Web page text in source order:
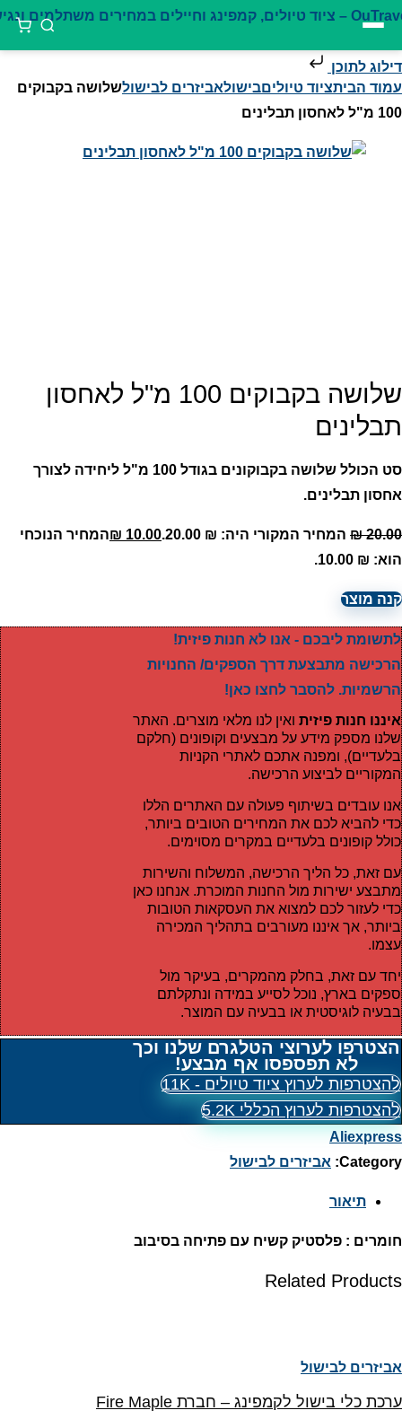
דילוג לתוכן
עמוד הביתציוד טיוליםבישולאביזרים לבישולשלושה בקבוקים
100 מ"ל לאחסון תבלינים
שלושה בקבוקים 100 מ"ל לאחסון
תבלינים
סט הכולל שלושה בקבוקונים בגודל 100 מ"ל ליחידה לצורך
אחסון תבלינים.
₪20.00 המחיר המקורי היה: ₪ 20.00. ₪ 10.00
המחיר הנוכחי
הוא: ₪ 10.00.
קנה מוצר
לתשומת ליבכם - אנו לא חנות פיזית!
הרכישה מתבצעת דרך הספקים/ החנויות
הרשמיות. להסבר לחצו כאן!
איננו חנות פיזית ואין לנו מלאי מוצרים. האתר
שלנו מספק מידע על מבצעים וקופונים (חלקם
בלעדיים), ומפנה אתכם לאתרי הקניות
המקוריים לביצוע הרכישה.
אנו עובדים בשיתוף פעולה עם האתרים הללו
כדי להביא לכם את המחירים הטובים ביותר,
כולל קופונים בלעדיים במקרים מסוימים.
עם זאת, כל הליך הרכישה, המשלוח והשירות
מתבצע ישירות מול החנות המוכרת. אנחנו כאן
כדי לעזור לכם למצוא את העסקאות הטובות
ביותר, אך איננו מעורבים בתהליך המכירה
עצמו.
יחד עם זאת, בחלק מהמקרים, בעיקר מול
ספקים בארץ, נוכל לסייע במידה ונתקלתם
בבעיה לוגיסטית או בבעיה עם המוצר.
הצטרפו לערוצי הטלגרם שלנו וכך
לא תפספסו אף מבצע!
להצטרפות לערוץ ציוד טיולים - 11K
להצטרפות לערוץ הכללי 5.2K
Aliexpress
Category: אביזרים לבישול
תיאור
חומרים : פלסטיק קשיח עם פתיחה בסיבוב
Related Products
אביזרים לבישול
ערכת כלי בישול לקמפינג – חברת Fire Maple